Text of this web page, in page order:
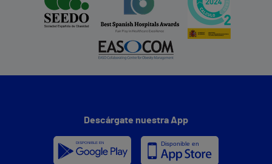
Descárgate nuestra App